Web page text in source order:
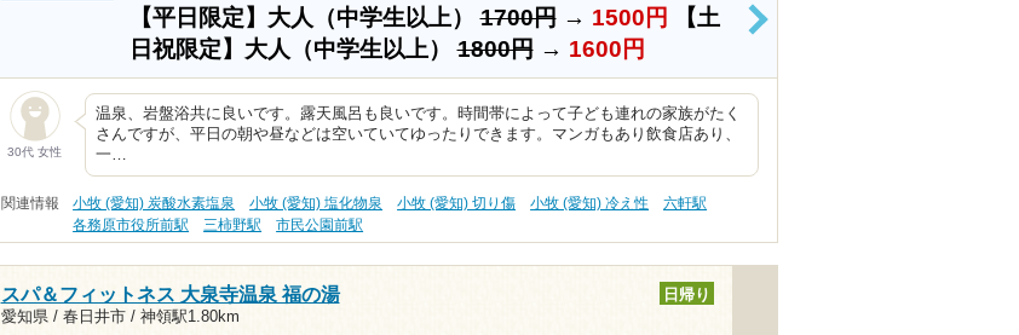
【平日限定】大人（中学生以上）1700円→ 1500円
【土
日祝限定】大人（中学生以上）1800円→ 1600円
>
30代 女性
温泉、岩盤浴共に良いです。露天風呂も良いです。時間帯によって子ども連れの家族がたく
さんですが、平日の朝や昼などは空いていてゆったりできます。マンガもあり飲食店あり、
一…
関連情報 小牧 (愛知) 炭酸水素塩泉 小牧 (愛知) 塩化物泉 小牧 (愛知) 切り傷 小牧 (愛知) 冷え性
六軒駅
各務原市役所前駅
三柿野駅 市民公園前駅
スパ＆フィットネス 大泉寺温泉 福の湯
愛知県 / 春日井市 / 神領駅1.80km
日帰り